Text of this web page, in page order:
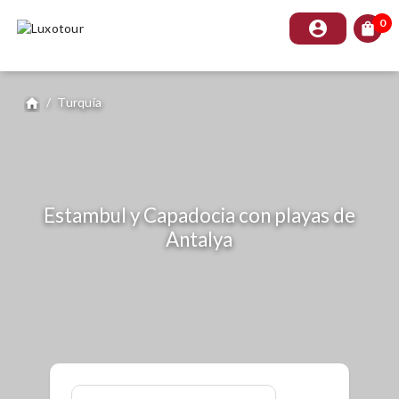
account_circle shopping_bag 0
home / Turquía
Estambul y Capadocia con playas de
Antalya